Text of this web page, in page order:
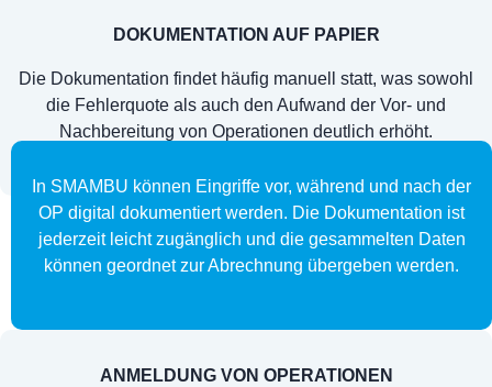
DOKUMENTATION AUF PAPIER
Die Dokumentation findet häufig manuell statt, was sowohl
die Fehlerquote als auch den Aufwand der Vor- und
Nachbereitung von Operationen deutlich erhöht.
ANMELDUNG VON OPERATIONEN
In SMAMBU können Eingriffe vor, während und nach der
OP digital dokumentiert werden. Die Dokumentation ist
jederzeit leicht zugänglich und die gesammelten Daten
können geordnet zur Abrechnung übergeben werden.